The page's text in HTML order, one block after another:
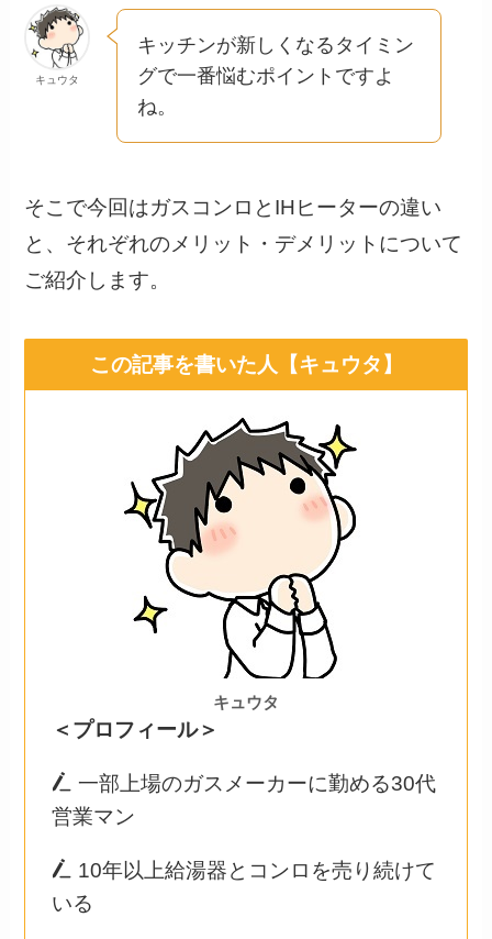
キュウタ
キッチンが新しくなるタイミン
グで一番悩むポイントですよ
ね。
そこで今回はガスコンロとIHヒーターの違い
と、それぞれのメリット・デメリットについて
ご紹介します。
この記事を書いた人【キュウタ】
キュウタ
＜プロフィール＞
一部上場のガスメーカーに勤める30代
営業マン
10年以上給湯器とコンロを売り続けて
いる